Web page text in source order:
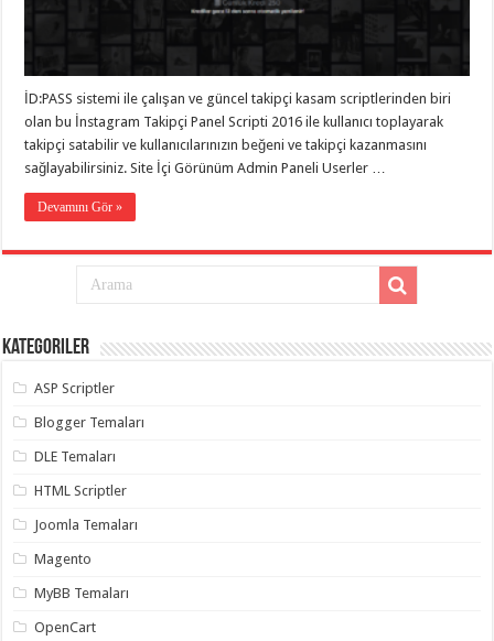
taşımacılık
gaziantep
evden
taşımacılık
gaziantep
taşımacılık,
evden
taşımacılık,
gaziantep
taşıma,
evden
taşımacılık,
gaziantep
organizasyon
gaziantep
organizasyon,
gaziantep
organizasyon
gaziantep
gaziantep
gaziantep
İD:PASS sistemi ile çalışan ve güncel takipçi kasam scriptlerinden biri
olan bu İnstagram Takipçi Panel Scripti 2016 ile kullanıcı toplayarak
takipçi satabilir ve kullanıcılarınızın beğeni ve takipçi kazanmasını
sağlayabilirsiniz. Site İçi Görünüm Admin Paneli Userler …
Devamını Gör »
Kategoriler
ASP Scriptler
Blogger Temaları
DLE Temaları
HTML Scriptler
Joomla Temaları
Magento
MyBB Temaları
OpenCart